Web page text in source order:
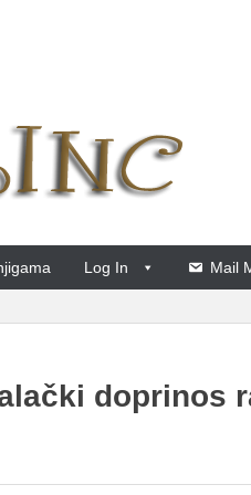
Log In Mail
doprinos